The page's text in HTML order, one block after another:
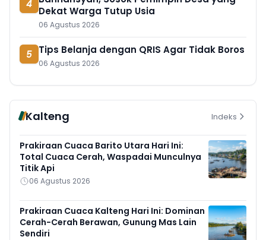
4
Dekat Warga Tutup Usia
06 Agustus 2026
5 Tips Belanja dengan QRIS Agar Tidak Boros
06 Agustus 2026
Kalteng Indeks
Prakiraan Cuaca Barito Utara Hari Ini:
Total Cuaca Cerah, Waspadai Munculnya
Titik Api
06 Agustus 2026
Prakiraan Cuaca Kalteng Hari Ini: Dominan
Cerah-Cerah Berawan, Gunung Mas Lain
Sendiri